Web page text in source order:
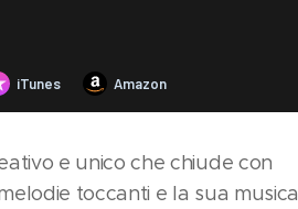
e unico che chiude con
toccanti e la sua musica